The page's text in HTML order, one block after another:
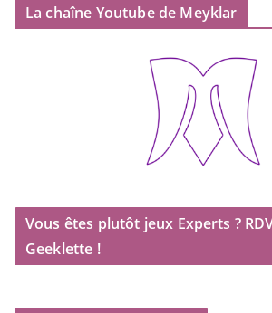
La chaîne Youtube de Meyklar
Vous êtes plutôt jeux Experts ?
Geeklette !